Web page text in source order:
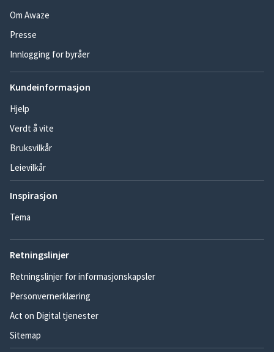
Om Awaze
Presse
Innlogging for byråer
Kundeinformasjon
Hjelp
Verdt å vite
Bruksvilkår
Leievilkår
Inspirasjon
Tema
Retningslinjer
Retningslinjer for informasjonskapsler
Personvernerklæring
Act on Digital tjenester
Sitemap